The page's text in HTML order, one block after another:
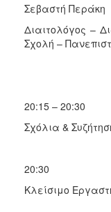
Σεβαστή Περάκη
Διαιτολόγος –
Σχολή –
20:15 – 20:30
Σχόλια &
20:30
Κλείσιμο